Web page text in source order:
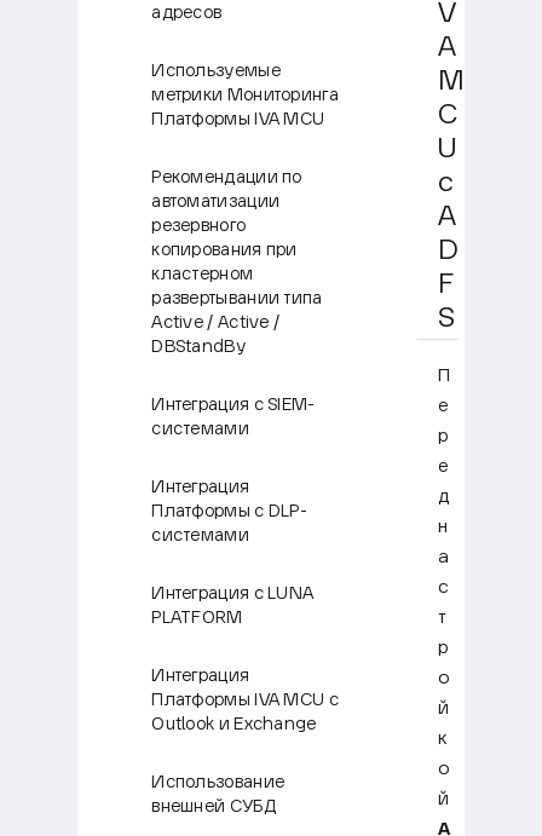
адресов
Используемые
метрики Мониторинга
Платформы IVA MCU
Рекомендации по
автоматизации
резервного
копирования при
кластерном
развертывании типа
Active / Active /
DBStandBy
Интеграция с SIEM-
системами
Интеграция
Платформы с DLP-
системами
Интеграция с LUNA
PLATFORM
Интеграция
Платформы IVA MCU с
Outlook и Exchange
Использование
внешней СУБД
V
A
M
C
U
с
A
D
F
S
П
е
р
е
д
н
а
с
т
р
о
й
к
о
й
A